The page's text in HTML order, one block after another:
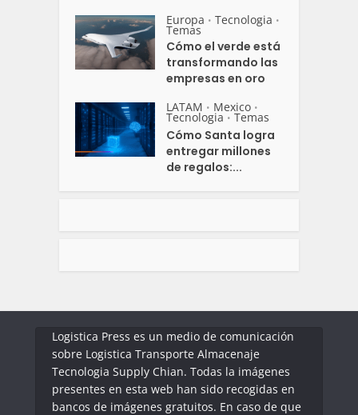
Europa • Tecnologia •
Temas
Cómo el verde está
transformando las
empresas en oro
LATAM • Mexico •
Tecnologia • Temas
Cómo Santa logra
entregar millones
de regalos:...
Logistica Press es un medio de comunicación
sobre Logistica Transporte Almacenaje
Tecnologia Supply Chian. Todas la imágenes
presentes en esta web han sido recogidas en
bancos de imágenes gratuitos. En caso de que